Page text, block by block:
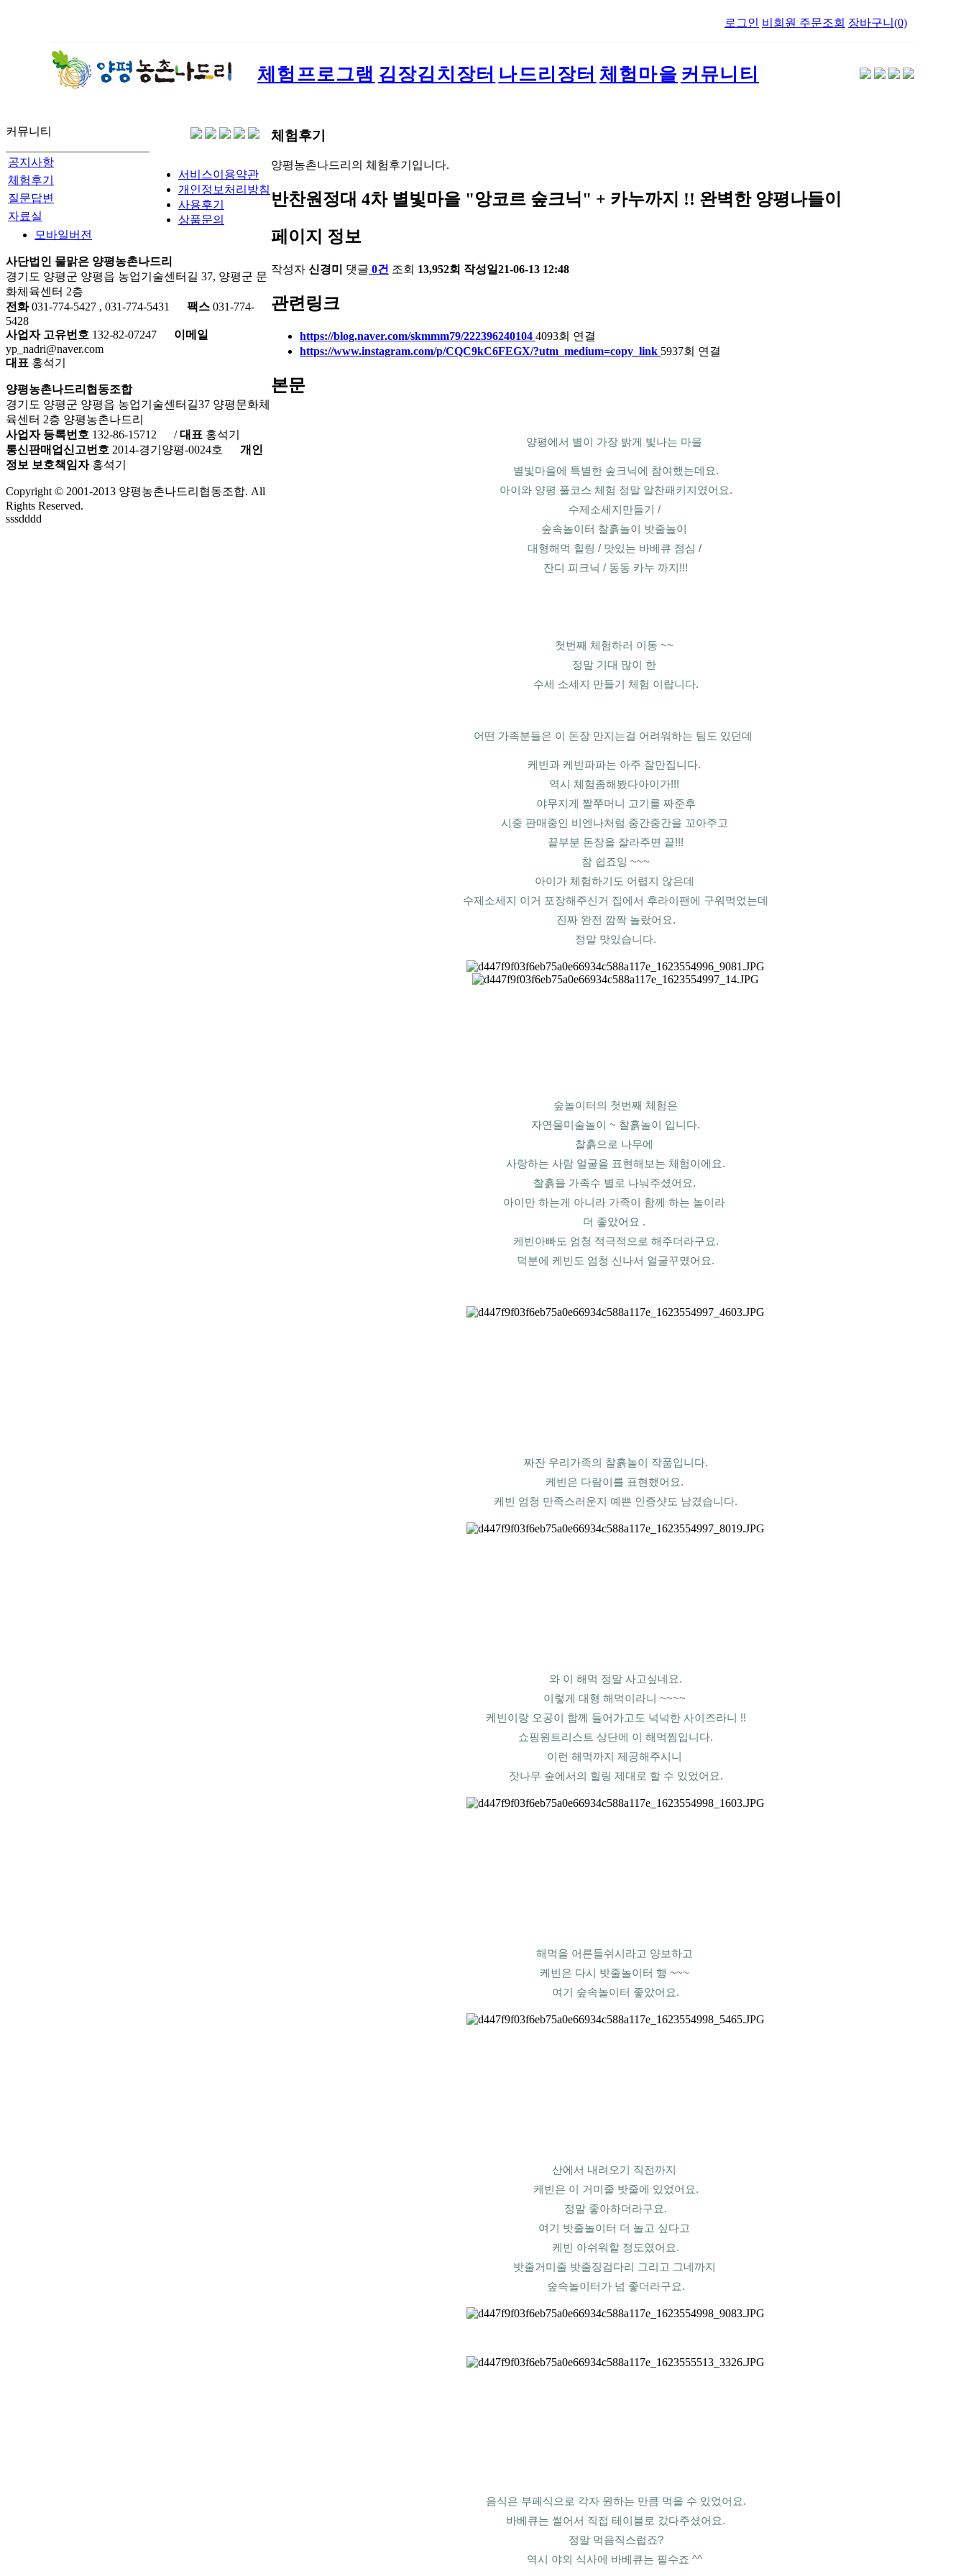
로그인 비회원 주문조회 장바구니(0)
체험프로그램 김장김치장터 나드리장터 체험마을 커뮤니티
커뮤니티
공지사항
체험후기
질문답변
자료실
체험후기
양평농촌나드리의 체험후기입니다.
반찬원정대 4차 별빛마을 "앙코르 숲크닉" + 카누까지 !! 완벽한 양평나들이
페이지 정보
작성자 신경미 댓글 0건 조회 13,952회 작성일21-06-13 12:48
관련링크
https://blog.naver.com/skmmm79/222396240104 4093회 연결
https://www.instagram.com/p/CQC9kC6FEGX/?utm_medium=copy_link 5937회 연결
본문
양평에서 별이 가장 밝게 빛나는 마을
별빛마을에 특별한 숲크닉에 참여했는데요.
아이와 양평 풀코스 체험 정말 알찬패키지였어요.
수제소세지만들기 /
숲속놀이터 찰흙놀이 밧줄놀이
대형해먹 힐링 / 맛있는 바베큐 점심 /
잔디 피크닉 / 동동 카누 까지!!!
첫번째 체험하러 이동 ~~
정말 기대 많이 한
수세 소세지 만들기 체험 이랍니다.
어떤 가족분들은 이 돈장 만지는걸 어려워하는 팀도 있던데
케빈과 케빈파파는 아주 잘만집니다.
역시 체험좀해봤다아이가!!!
야무지게 짤쭈머니 고기를 짜준후
시중 판매중인 비엔나처럼 중간중간을 꼬아주고
끝부분 돈장을 잘라주면 끝!!!
참 쉽죠잉 ~~~
아이가 체험하기도 어렵지 않은데
수제소세지 이거 포장해주신거 집에서 후라이팬에 구워먹었는데
진짜 완전 깜짝 놀랐어요.
정말 맛있습니다.
숲놀이터의 첫번째 체험은
자연물미술놀이 ~ 찰흙놀이 입니다.
찰흙으로 나무에
사랑하는 사람 얼굴을 표현해보는 체험이에요.
찰흙을 가족수 별로 나눠주셨어요.
아이만 하는게 아니라 가족이 함께 하는 놀이라
더 좋았어요 .
케빈아빠도 엄청 적극적으로 해주더라구요.
덕분에 케빈도 엄청 신나서 얼굴꾸몄어요.
짜잔 우리가족의 찰흙놀이 작품입니다.
케빈은 다람이를 표현했어요.
케빈 엄청 만족스러운지 예쁜 인증샷도 남겼습니다.
와 이 해먹 정말 사고싶네요.
이렇게 대형 해먹이라니 ~~~~
케빈이랑 오공이 함께 들어가고도 넉넉한 사이즈라니 !!
쇼핑원트리스트 상단에 이 해먹찜입니다.
이런 해먹까지 제공해주시니
잣나무 숲에서의 힐링 제대로 할 수 있었어요.
해먹을 어른들쉬시라고 양보하고
케빈은 다시 밧줄놀이터 행 ~~~
여기 숲속놀이터 좋았어요.
산에서 내려오기 직전까지
케빈은 이 거미줄 밧줄에 있었어요.
정말 좋아하더라구요.
여기 밧줄놀이터 더 놀고 싶다고
케빈 아쉬워할 정도였어요.
밧줄거미줄 밧줄징검다리 그리고 그네까지
숲속놀이터가 넘 좋더라구요.
음식은 부페식으로 각자 원하는 만큼 먹을 수 있었어요.
바베큐는 썰어서 직접 테이블로 갔다주셨어요.
정말 먹음직스럽죠?
역시 야외 식사에 바베큐는 필수죠 ^^
서비스이용약관
개인정보처리방침
사용후기
상품문의
모바일버전
사단법인 물맑은 양평농촌나드리
경기도 양평군 양평읍 농업기술센터길 37, 양평군 문
화체육센터 2층
전화031-774-5427 , 031-774-5431 팩스 031-774-
5428
사업자 고유번호 132-82-07247
이메일
yp_nadri@naver.com
대표 홍석기
양평농촌나드리협동조합
경기도 양평군 양평읍 농업기술센터길37 양평문화체
육센터 2층 양평농촌나드리
사업자 등록번호 132-86-15712 /대표 홍석기
통신판매업신고번호 2014-경기양평-0024호
개인
정보 보호책임자홍석기
Copyright © 2001-2013 양평농촌나드리협동조합. All
Rights Reserved.
sssdddd